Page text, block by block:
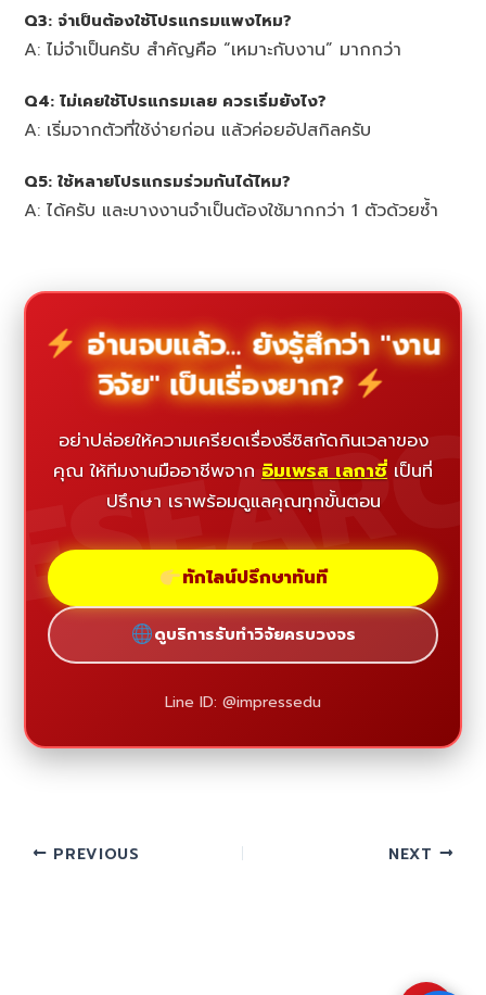
Q3: จำเป็นต้องใช้โปรแกรมแพงไหม?
A: ไม่จำเป็นครับ สำคัญคือ “เหมาะกับงาน” มากกว่า
Q4: ไม่เคยใช้โปรแกรมเลย ควรเริ่มยังไง?
A: เริ่มจากตัวที่ใช้ง่ายก่อน แล้วค่อยอัปสกิลครับ
Q5: ใช้หลายโปรแกรมร่วมกันได้ไหม?
A: ได้ครับ และบางงานจำเป็นต้องใช้มากกว่า 1 ตัวด้วยซ้ำ
อ่านจบแล้ว... ยังรู้สึกว่า "งาน
วิจัย" เป็นเรื่องยาก?
อย่าปล่อยให้ความเครียดเรื่องธีซิสกัดกินเวลาของ
คุณ ให้ทีมงานมืออาชีพจาก อิมเพรส เลกาซี่ เป็นที่
ปรึกษา เราพร้อมดูแลคุณทุกขั้นตอน
ทักไลน์ปรึกษาทันที
ดูบริการรับทำวิจัยครบวงจร
Line ID: @impressedu
PREVIOUS NEXT